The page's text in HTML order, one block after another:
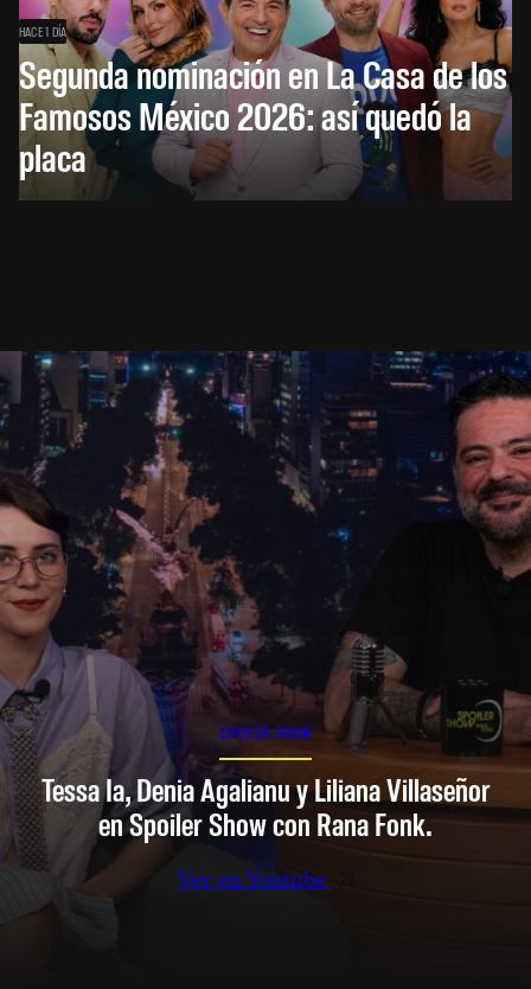
HACE 1 DÍA
Segunda nominación en La Casa de los
Famosos México 2026: así quedó la
placa
SPOILER SHOW
Tessa Ia, Denia Agalianu y Liliana Villaseñor
en Spoiler Show con Rana Fonk.
Ver en Youtube